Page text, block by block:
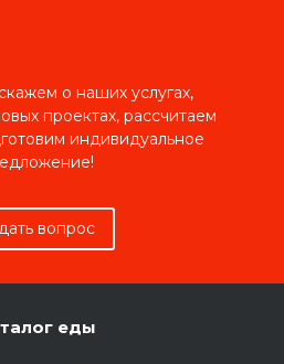
о наших услугах,
проектах, рассчитаем
индивидуальное
вопрос
еды